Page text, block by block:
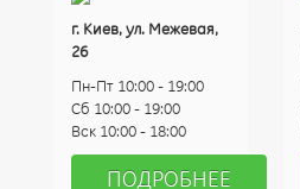
г. Киев, ул. Межевая,
26
Пн-Пт 10:00 - 19:00
Сб 10:00 - 19:00
Вск 10:00 - 18:00
ПОДРОБНЕЕ